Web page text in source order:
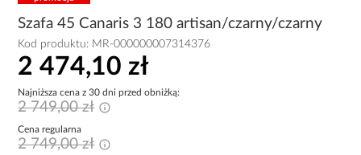
Szafa 45 Canaris 3 180 artisan/czarny/czarny
Kod produktu: MR-000000007314376
2 474,10 zł
Najniższa cena z 30 dni przed obniżką:
2 749,00 zł
Cena regularna
2 749,00 zł